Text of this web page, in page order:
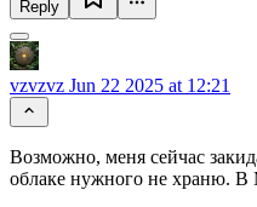
Reply
vzvzvz Jun 22 2025 at 12:21
Возможно, меня сейчас
облаке нужного не храню.